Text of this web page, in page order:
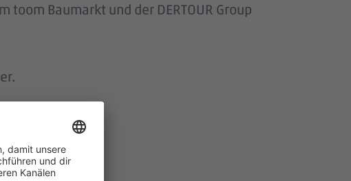
toom Baumarkt und der DERTOUR Group